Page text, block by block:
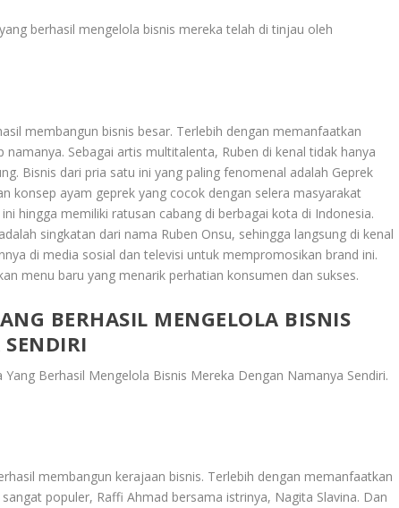
yang berhasil mengelola bisnis mereka telah di tinjau oleh
membangun bisnis besar. Terlebih dengan memanfaatkan
Sebagai artis multitalenta, Ruben di kenal tidak hanya
Bisnis dari pria satu ini yang paling fenomenal adalah Geprek
konsep ayam geprek yang cocok dengan selera masyarakat
hingga memiliki ratusan cabang di berbagai kota di Indonesia.
singkatan dari nama Ruben Onsu, sehingga langsung di kenal
di media sosial dan televisi untuk mempromosikan brand ini.
menu baru yang menarik perhatian konsumen dan sukses.
BERHASIL MENGELOLA BISNIS
Yang Berhasil Mengelola Bisnis Mereka Dengan Namanya Sendiri.
membangun kerajaan bisnis. Terlebih dengan memanfaatkan
populer, Raffi Ahmad bersama istrinya, Nagita Slavina. Dan